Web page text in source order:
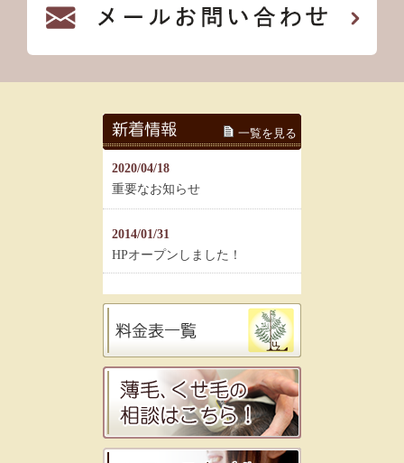
一覧を見る
2020/04/18
重要なお知らせ
2014/01/31
HPオープンしました！